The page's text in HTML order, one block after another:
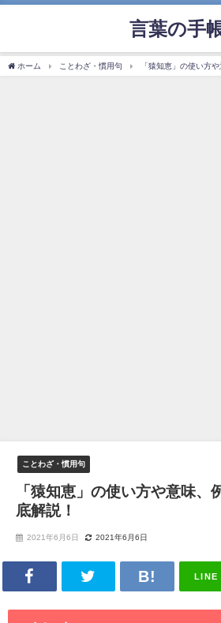
言葉の手
ホーム ことわざ・慣用句 「猿知恵」の使い方
ことわざ・慣用句
「猿知恵」の使い方や意味、
底解説！
2021年6月6日 2021年6月6日
LINE